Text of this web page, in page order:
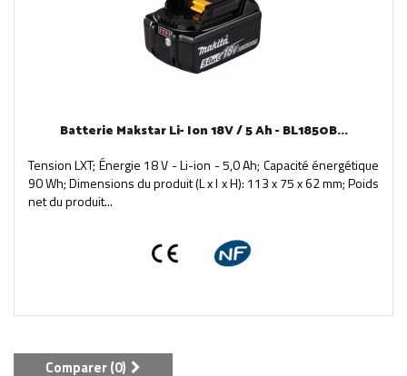
Batterie Makstar Li- Ion 18V / 5 Ah - BL1850B...
Tension LXT; Énergie 18 V - Li-ion - 5,0 Ah; Capacité énergétique
90 Wh; Dimensions du produit (L x l x H): 113 x 75 x 62 mm; Poids
net du produit...
Comparer (0)